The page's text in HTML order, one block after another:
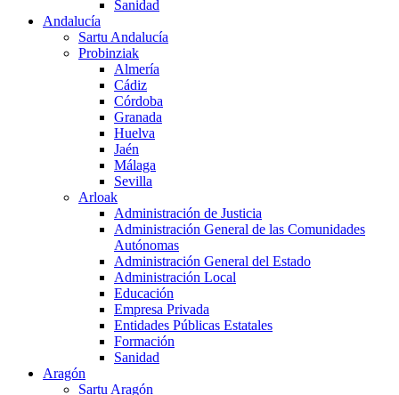
Sanidad
Andalucía
Sartu Andalucía
Probinziak
Almería
Cádiz
Córdoba
Granada
Huelva
Jaén
Málaga
Sevilla
Arloak
Administración de Justicia
Administración General de las Comunidades
Autónomas
Administración General del Estado
Administración Local
Educación
Empresa Privada
Entidades Públicas Estatales
Formación
Sanidad
Aragón
Sartu Aragón